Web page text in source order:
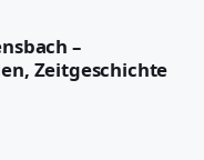
–
Zeitgeschichte